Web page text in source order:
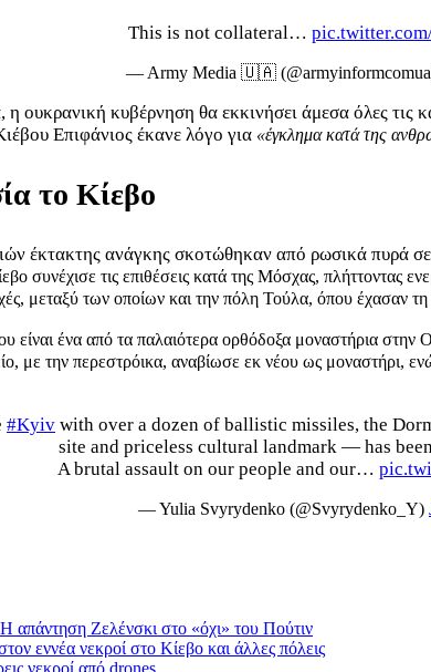
This is not collateral…
— Army Media 🇺🇦
ουκρανική κυβέρνηση θα εκκινήσει άμεσα όλες τις
Επιφάνιος έκανε λόγο για «έγκλημα κατά της
το Κίεβο
έκτακτης ανάγκης σκοτώθηκαν από ρωσικά πυρά
συνέχισε τις επιθέσεις κατά της Μόσχας, πλήττοντας
μεταξύ των οποίων και την πόλη Τούλα, όπου έχασαν
είναι ένα από τα παλαιότερα ορθόδοξα μοναστήρια
με την περεστρόικα, αναβίωσε εκ νέου ως
#Kyiv with over a dozen of ballistic missiles, the
site and priceless cultural landmark — has
A brutal assault on our people and our…
— Yulia Svyrydenko (@Svyrydenko_Y)
Ζελένσκι στο «όχι» του Πούτιν
εννέα νεκροί στο Κίεβο και άλλες πόλεις
νεκροί από drones